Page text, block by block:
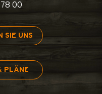
00
SIE UNS
PLÄNE